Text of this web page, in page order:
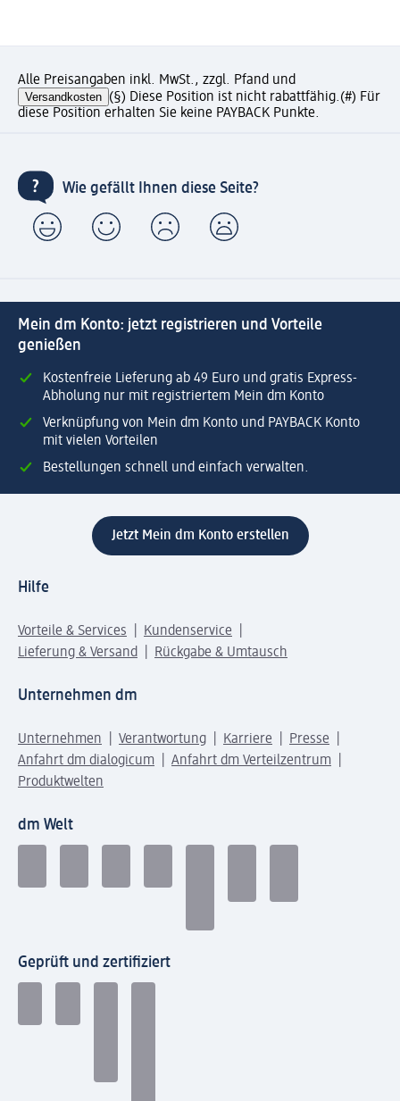
Alle Preisangaben inkl. MwSt., zzgl. Pfand und
Versandkosten (§) Diese Position ist nicht rabattfähig.(#) Für
diese Position erhalten Sie keine PAYBACK Punkte.
Wie gefällt Ihnen diese Seite?
Mein dm Konto: jetzt registrieren und Vorteile
genießen
Kostenfreie Lieferung ab 49 Euro und gratis Express-
Abholung nur mit registriertem Mein dm Konto
Verknüpfung von Mein dm Konto und PAYBACK Konto
mit vielen Vorteilen
Bestellungen schnell und einfach verwalten.
Jetzt Mein dm Konto erstellen
Hilfe
Vorteile & Services
Kundenservice
Lieferung & Versand
Rückgabe & Umtausch
Unternehmen dm
Unternehmen Verantwortung Karriere
Presse
Anfahrt dm dialogicum
Anfahrt dm Verteilzentrum
Produktwelten
dm Welt
Geprüft und zertifiziert